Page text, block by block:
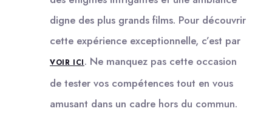
digne des plus grands films. Pour découvrir
cette expérience exceptionnelle, c’est par
VOIR ICI. Ne manquez pas cette occasion
de tester vos compétences tout en vous
amusant dans un cadre hors du commun.